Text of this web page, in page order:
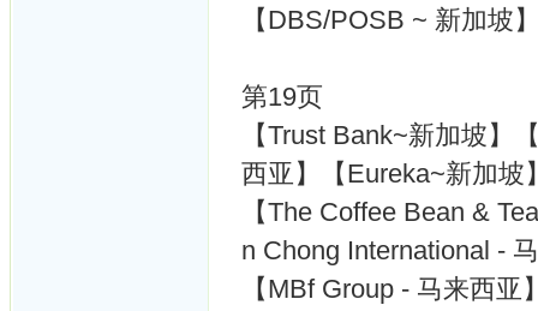
【DBS/POSB ~ 新加坡
第19页
【Trust Bank~新加坡】
西亚】【Eureka~新加坡
【The Coffee Bean &
n Chong International -
【MBf Group - 马来西